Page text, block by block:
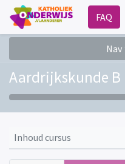
FAQ
Nav
Aardrijkskunde B
Inhoud cursus